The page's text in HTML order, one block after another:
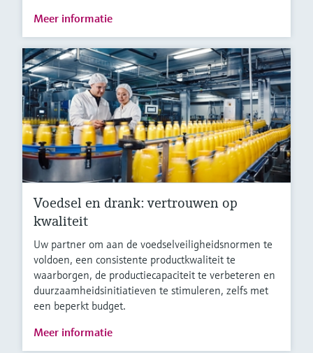
Meer informatie
Voedsel en drank: vertrouwen op
kwaliteit
Uw partner om aan de voedselveiligheidsnormen te
voldoen, een consistente productkwaliteit te
waarborgen, de productiecapaciteit te verbeteren en
duurzaamheidsinitiatieven te stimuleren, zelfs met
een beperkt budget.
Meer informatie